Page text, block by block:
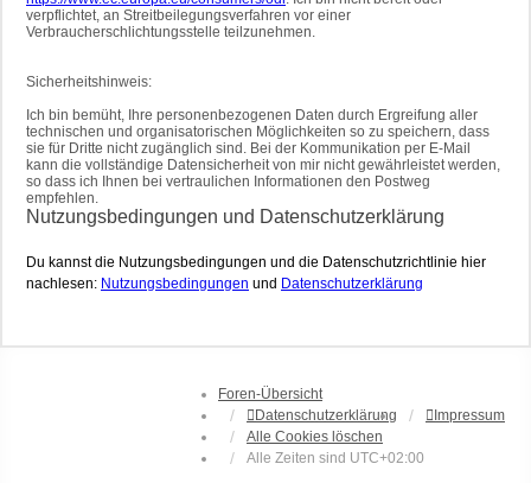
verpflichtet, an Streitbeilegungsverfahren vor einer
Verbraucherschlichtungsstelle teilzunehmen.
Sicherheitshinweis:
Ich bin bemüht, Ihre personenbezogenen Daten durch Ergreifung aller
technischen und organisatorischen Möglichkeiten so zu speichern, dass
sie für Dritte nicht zugänglich sind. Bei der Kommunikation per E-Mail
kann die vollständige Datensicherheit von mir nicht gewährleistet werden,
so dass ich Ihnen bei vertraulichen Informationen den Postweg
empfehlen.
Nutzungsbedingungen und Datenschutzerklärung
Du kannst die Nutzungsbedingungen und die Datenschutzrichtlinie hier
nachlesen: Nutzungsbedingungen und Datenschutzerklärung
Foren-Übersicht
Datenschutzerklärung
Impressum
Alle Cookies löschen
Alle Zeiten sind UTC+02:00